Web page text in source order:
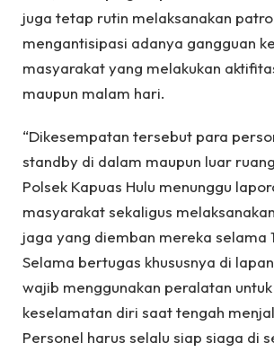
juga tetap rutin melaksanakan
mengantisipasi adanya gangguan
masyarakat yang melakukan
maupun malam hari.
“Dikesempatan tersebut para
standby di dalam maupun luar
Polsek Kapuas Hulu menunggu
masyarakat sekaligus
jaga yang diemban mereka selama
Selama bertugas khususnya di
wajib menggunakan peralatan
keselamatan diri saat tengah
Personel harus selalu siap siaga di